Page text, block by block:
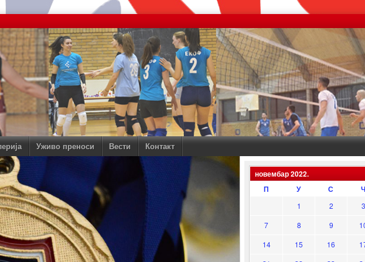
Уживо преноси Вести Контакт
новембар 2022.
П
У С Ч
1 2 3
7
8 9
14
15 16